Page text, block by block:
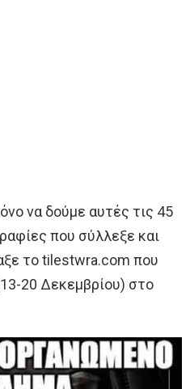
να δούμε αυτές τις 45
που σύλλεξε και
το tilestwra.com που
20 Δεκεμβρίου) στο